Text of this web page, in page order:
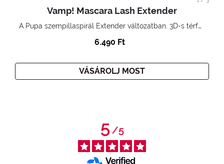
Vamp! Mascara Lash Extender
A Pupa szempillaspirál Extender változatban. 3D-s térfogatnövelő hatás. Hihetetlenül hosszú és göndör szempillák
6.490 Ft
VÁSÁROLJ MOST
5/5